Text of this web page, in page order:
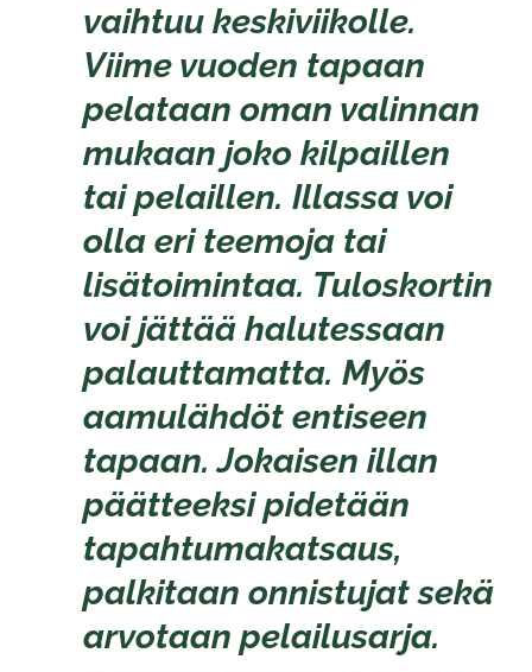
vaihtuu keskiviikolle.
Viime vuoden tapaan
pelataan oman valinnan
mukaan joko kilpaillen
tai pelaillen. Illassa voi
olla eri teemoja tai
lisätoimintaa. Tuloskortin
voi jättää halutessaan
palauttamatta. Myös
aamulähdöt entiseen
tapaan. Jokaisen illan
päätteeksi pidetään
tapahtumakatsaus,
palkitaan onnistujat sekä
arvotaan pelailusarja.